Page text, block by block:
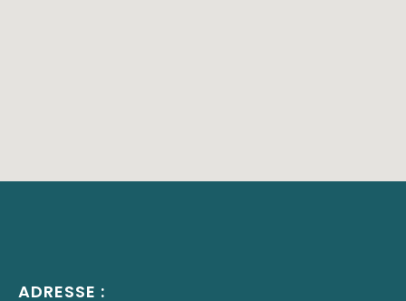
ADRESSE :